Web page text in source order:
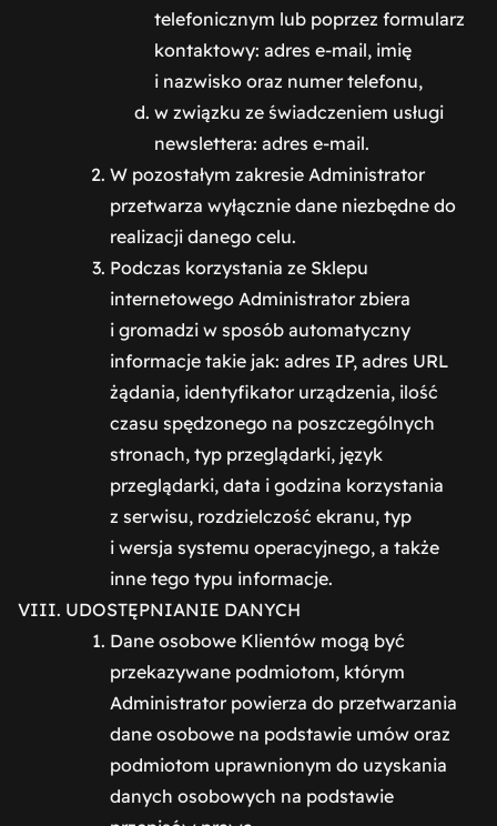
telefonicznym lub poprzez formularz
kontaktowy: adres e-mail, imię
i nazwisko oraz numer telefonu,
w związku ze świadczeniem usługi
newslettera: adres e-mail.
W pozostałym zakresie Administrator
przetwarza wyłącznie dane niezbędne do
realizacji danego celu.
Podczas korzystania ze Sklepu
internetowego Administrator zbiera
i gromadzi w sposób automatyczny
informacje takie jak: adres IP, adres URL
żądania, identyfikator urządzenia, ilość
czasu spędzonego na poszczególnych
stronach, typ przeglądarki, język
przeglądarki, data i godzina korzystania
z serwisu, rozdzielczość ekranu, typ
i wersja systemu operacyjnego, a także
inne tego typu informacje.
UDOSTĘPNIANIE DANYCH
Dane osobowe Klientów mogą być
przekazywane podmiotom, którym
Administrator powierza do przetwarzania
dane osobowe na podstawie umów oraz
podmiotom uprawnionym do uzyskania
danych osobowych na podstawie